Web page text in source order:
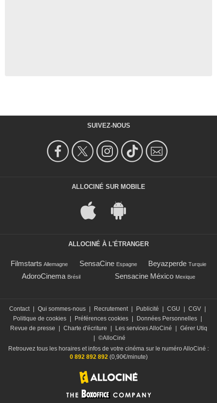
SUIVEZ-NOUS
ALLOCINÉ SUR MOBILE
ALLOCINÉ À L'ÉTRANGER
Filmstarts Allemagne SensaCine Espagne Beyazperde Turquie
AdoroCinema Brésil Sensacine México Mexique
Contact Qui sommes-nous Recrutement Publicité CGU CGV
Politique de cookies
Préférences cookies Données Personnelles
Revue de presse
Charte d'écriture Les services AlloCiné
Gérer Utiq
©AlloCiné
Retrouvez tous les horaires et infos de votre cinéma sur le numéro AlloCiné :
0 892 892 892(0,90€/minute)